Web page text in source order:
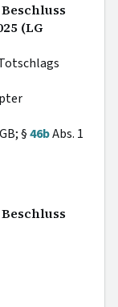
Beschluss
(LG
§46bAbs. 1
Beschluss